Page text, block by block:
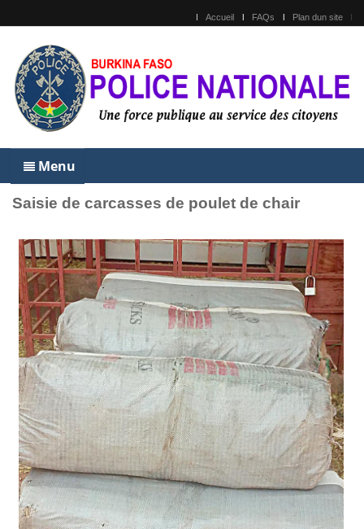
Accueil FAQs Plan dun site
Menu
Saisie de carcasses de poulet de chair